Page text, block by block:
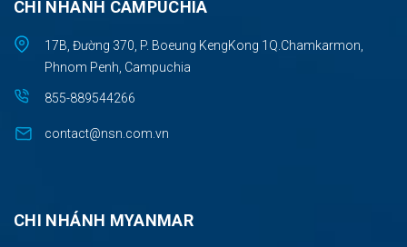
CHI NHÁNH CAMPUCHIA
17B, Đường 370, P. Boeung KengKong 1Q.Chamkarmon,
Phnom Penh, Campuchia
855-889544266
contact@nsn.com.vn
CHI NHÁNH MYANMAR